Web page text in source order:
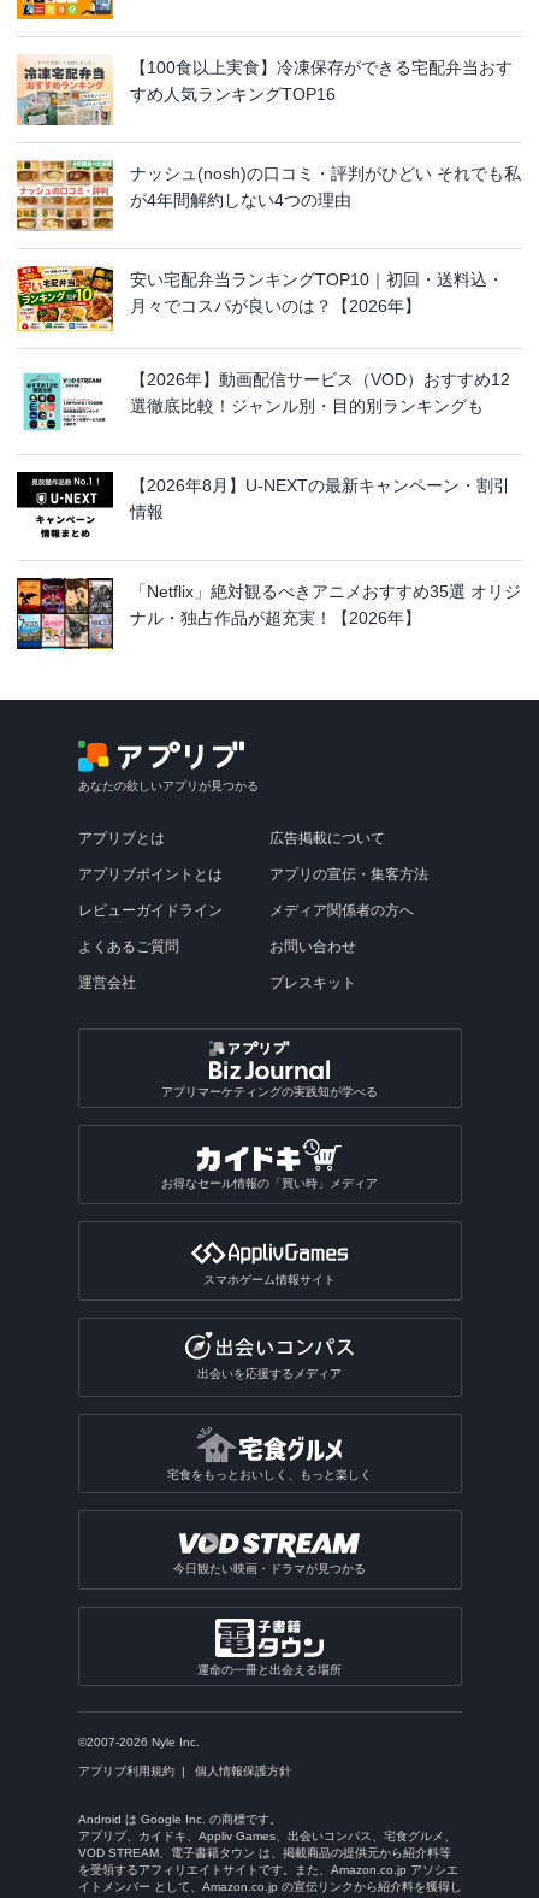
【100食以上実食】冷凍保存ができる宅配弁当おす
すめ人気ランキングTOP16
ナッシュ(nosh)の口コミ・評判がひどい それでも私
が4年間解約しない4つの理由
安い宅配弁当ランキングTOP10｜初回・送料込・
月々でコスパが良いのは？【2026年】
【2026年】動画配信サービス（VOD）おすすめ12
選徹底比較！ジャンル別・目的別ランキングも
【2026年8月】U-NEXTの最新キャンペーン・割引
情報
「Netflix」絶対観るべきアニメおすすめ35選 オリジ
ナル・独占作品が超充実！【2026年】
あなたの欲しいアプリが見つかる
アプリブとは
アプリブポイントとは
レビューガイドライン
よくあるご質問
運営会社
広告掲載について
アプリの宣伝・集客方法
メディア関係者の方へ
お問い合わせ
プレスキット
アプリマーケティングの実践知が学べる
お得なセール情報の「買い時」メディア
スマホゲーム情報サイト
出会いを応援するメディア
宅食をもっとおいしく、もっと楽しく
今日観たい映画・ドラマが見つかる
運命の一冊と出会える場所
©2007-2026 Nyle Inc.
アプリブ利用規約 個人情報保護方針
Android は Google Inc. の商標です。
アプリブ、カイドキ、Appliv Games、出会いコンパス、宅食グルメ、
VOD STREAM、電子書籍タウン は、掲載商品の提供元から紹介料等
を受領するアフィリエイトサイトです。また、Amazon.co.jp アソシエ
イトメンバー として、Amazon.co.jp の宣伝リンクから紹介料を獲得し